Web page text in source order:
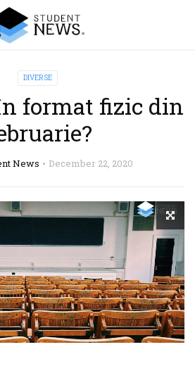
DIVERSE
format fizic din
News December 22, 2020